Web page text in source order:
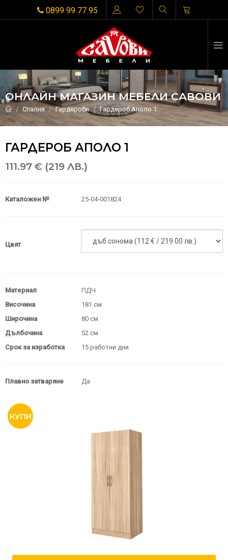
0899 99 77 95
ОНЛАЙН МАГАЗИН МЕБЕЛИ САВОВИ
Спалня Гардероби Гардероб Аполо 1
ГАРДЕРОБ АПОЛО 1
111.97 € (219 ЛВ.)
Каталожен № 25-04-001824
Цвят
Материал
ПДЧ
Височина
181 см
Широчина
80 см
Дълбочина
52 см
Срок за изработка
15 работни дни
Плавно затваряне Да